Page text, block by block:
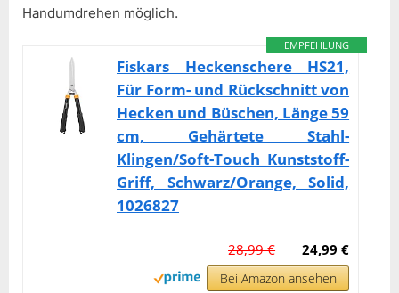
Handumdrehen möglich.
EMPFEHLUNG
Fiskars Heckenschere HS21,
Für Form- und Rückschnitt von
Hecken und Büschen, Länge 59
cm, Gehärtete Stahl-
Klingen/Soft-Touch Kunststoff-
Griff, Schwarz/Orange, Solid,
1026827
24,99 €
28,99 €
Bei Amazon ansehen